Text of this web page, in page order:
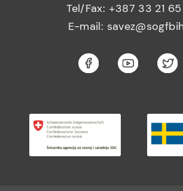
Tel/Fax: +387 33 21
E-mail: